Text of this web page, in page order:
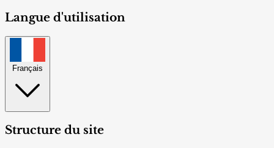
Langue d'utilisation
Français
Structure du site